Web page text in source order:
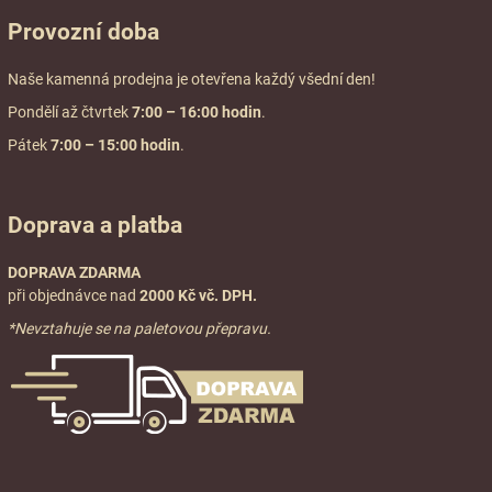
Provozní doba
Naše kamenná prodejna je otevřena každý všední den!
Pondělí až čtvrtek7:00 – 16:00 hodin.
Pátek7:00 – 15:00 hodin.
Doprava a platba
DOPRAVA ZDARMA
při objednávce nad 2000 Kč vč. DPH.
*Nevztahuje se na paletovou přepravu.